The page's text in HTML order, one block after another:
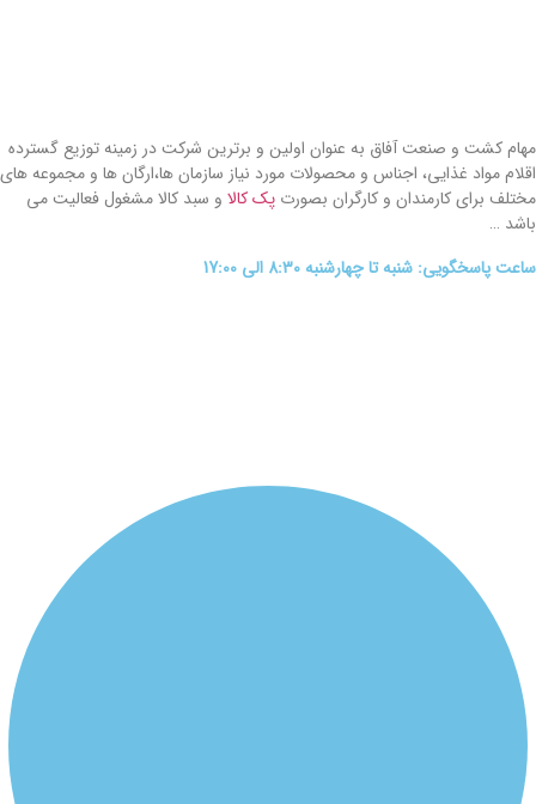
مهام کشت و صنعت آفاق به عنوان اولین و برترین شرکت در زمینه توزیع گسترده
اقلام مواد غذایی، اجناس و محصولات مورد نیاز سازمان ها،ارگان ها و مجموعه های
مختلف برای کارمندان و کارگران بصورت پک کالا و سبد کالا مشغول فعالیت می
باشد …
ساعت پاسخگویی: شنبه تا چهارشنبه 8:30 الی 17:00